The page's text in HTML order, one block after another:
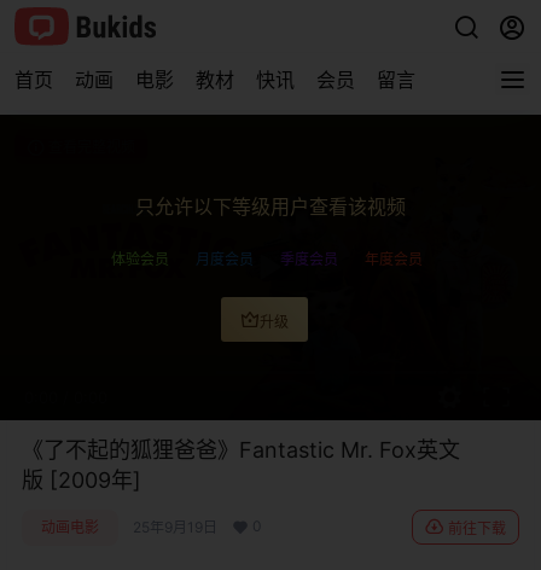
首页 动画 电影 教材 快讯 会员 留言
只允许以下等级用户查看该视频
体验会员 月度会员 季度会员 年度会员
升级
《了不起的狐狸爸爸》Fantastic Mr. Fox英文
版 [2009年]
动画电影 25年9月19日 前往下载